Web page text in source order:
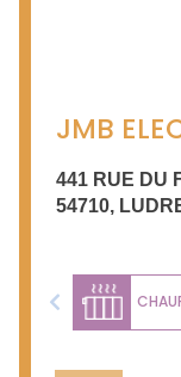
JMB
441 RUE DU
54710,
Previous